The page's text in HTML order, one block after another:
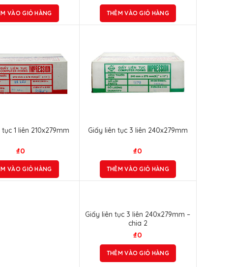
VÀO GIỎ HÀNG THÊM VÀO GIỎ HÀNG
1 liên 210x279mm
₫0
VÀO GIỎ HÀNG
Giấy liên tục 3 liên 240x279mm
₫0
THÊM VÀO GIỎ HÀNG
Giấy liên tục 3 liên 240x279mm –
chia 2
₫0
THÊM VÀO GIỎ HÀNG